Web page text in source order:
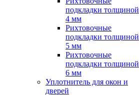
подкладки толщиной
4 мм
Рихтовочные
подкладки толщиной
5 мм
Рихтовочные
подкладки толщиной
6 мм
Уплотнитель для окон и
дверей